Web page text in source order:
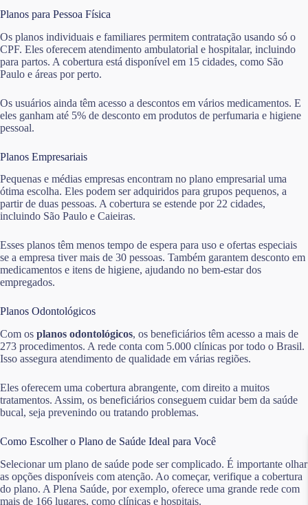
Planos para Pessoa Física
Os planos individuais e familiares permitem contratação usando só o
CPF. Eles oferecem atendimento ambulatorial e hospitalar, incluindo
para partos. A cobertura está disponível em 15 cidades, como São
Paulo e áreas por perto.
Os usuários ainda têm acesso a descontos em vários medicamentos. E
eles ganham até 5% de desconto em produtos de perfumaria e higiene
pessoal.
Planos Empresariais
Pequenas e médias empresas encontram no plano empresarial uma
ótima escolha. Eles podem ser adquiridos para grupos pequenos, a
partir de duas pessoas. A cobertura se estende por 22 cidades,
incluindo São Paulo e Caieiras.
Esses planos têm menos tempo de espera para uso e ofertas especiais
se a empresa tiver mais de 30 pessoas. Também garantem desconto em
medicamentos e itens de higiene, ajudando no bem-estar dos
empregados.
Planos Odontológicos
Com os planos odontológicos, os beneficiários têm acesso a mais de
273 procedimentos. A rede conta com 5.000 clínicas por todo o Brasil.
Isso assegura atendimento de qualidade em várias regiões.
Eles oferecem uma cobertura abrangente, com direito a muitos
tratamentos. Assim, os beneficiários conseguem cuidar bem da saúde
bucal, seja prevenindo ou tratando problemas.
Como Escolher o Plano de Saúde Ideal para Você
Selecionar um plano de saúde pode ser complicado. É importante olhar
as opções disponíveis com atenção. Ao começar, verifique a cobertura
do plano. A Plena Saúde, por exemplo, oferece uma grande rede com
mais de 166 lugares, como clínicas e hospitais.